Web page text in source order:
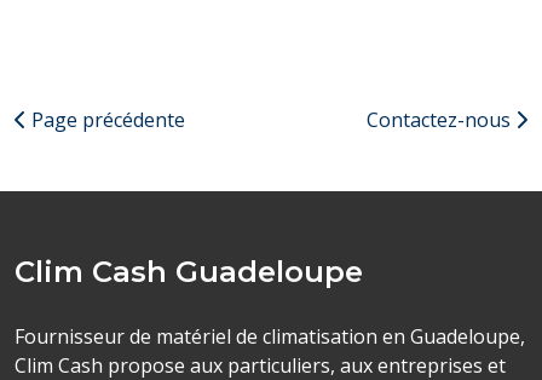
Page précédente Contactez-nous
Clim Cash Guadeloupe
Fournisseur de matériel de climatisation en Guadeloupe,
Clim Cash propose aux particuliers, aux entreprises et